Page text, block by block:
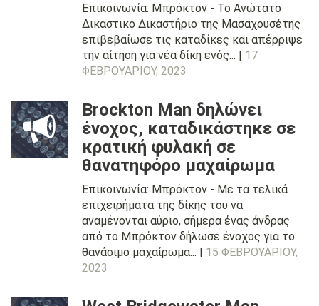
Επικοινωνία: Μπρόκτον - Το Ανώτατο
Δικαστικό Δικαστήριο της Μασαχουσέτης
επιβεβαίωσε τις καταδίκες και απέρριψε
την αίτηση για νέα δίκη ενός... | 17
ΦΕΒΡΟΥΑΡΊΟΥ, 2023
Brockton Man δηλώνει
ένοχος, καταδικάστηκε σε
κρατική φυλακή σε
θανατηφόρο μαχαίρωμα
Επικοινωνία: Μπρόκτον - Με τα τελικά
επιχειρήματα της δίκης του να
αναμένονται αύριο, σήμερα ένας άνδρας
από το Μπρόκτον δήλωσε ένοχος για το
θανάσιμο μαχαίρωμα... | 15 ΦΕΒΡΟΥΑΡΊΟΥ,
2023